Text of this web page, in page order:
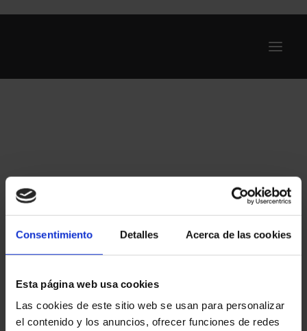
Consentimiento Detalles Acerca de las cookies
Esta página web usa cookies
Las cookies de este sitio web se usan para personalizar
el contenido y los anuncios, ofrecer funciones de redes
Renting
Compañías